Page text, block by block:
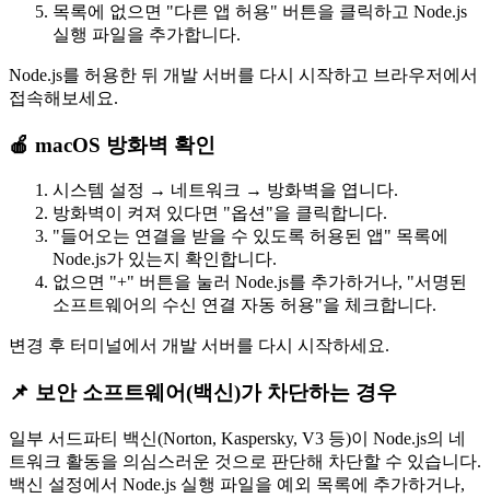
목록에 없으면 "다른 앱 허용" 버튼을 클릭하고 Node.js
실행 파일을 추가합니다.
Node.js를 허용한 뒤 개발 서버를 다시 시작하고 브라우저에서
접속해보세요.
🍎 macOS 방화벽 확인
시스템 설정 → 네트워크 → 방화벽을 엽니다.
방화벽이 켜져 있다면 "옵션"을 클릭합니다.
"들어오는 연결을 받을 수 있도록 허용된 앱" 목록에
Node.js가 있는지 확인합니다.
없으면 "+" 버튼을 눌러 Node.js를 추가하거나, "서명된
소프트웨어의 수신 연결 자동 허용"을 체크합니다.
변경 후 터미널에서 개발 서버를 다시 시작하세요.
📌 보안 소프트웨어(백신)가 차단하는 경우
일부 서드파티 백신(Norton, Kaspersky, V3 등)이 Node.js의 네
트워크 활동을 의심스러운 것으로 판단해 차단할 수 있습니다.
백신 설정에서 Node.js 실행 파일을 예외 목록에 추가하거나,